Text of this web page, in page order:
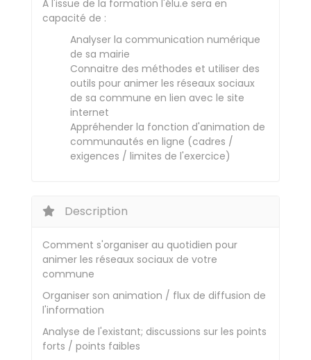
A l'issue de la formation l'élu.e sera en
capacité de :
Analyser la communication numérique
de sa mairie
Connaitre des méthodes et utiliser des
outils pour animer les réseaux sociaux
de sa commune en lien avec le site
internet
Appréhender la fonction d'animation de
communautés en ligne (cadres /
exigences / limites de l'exercice)
Description
Comment s'organiser au quotidien pour
animer les réseaux sociaux de votre
commune
Organiser son animation / flux de diffusion de
l'information
Analyse de l'existant; discussions sur les points
forts / points faibles